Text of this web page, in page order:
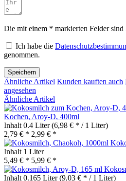
Die mit einem * markierten Felder sind
Ich habe die
genommen.
Speichern
Ähnliche Artikel Kunden kauften auch
angesehen
Ähnliche Artikel
Kochen, Aroy-D, 400ml
Inhalt 0.4 Liter(6,98 € * / 1 Liter)
2,79 € * 2,99 € *
Inhalt 1 Liter
5,49 € * 5,99 € *
Inhalt 0.165 Liter(9,03 € * / 1 Liter)